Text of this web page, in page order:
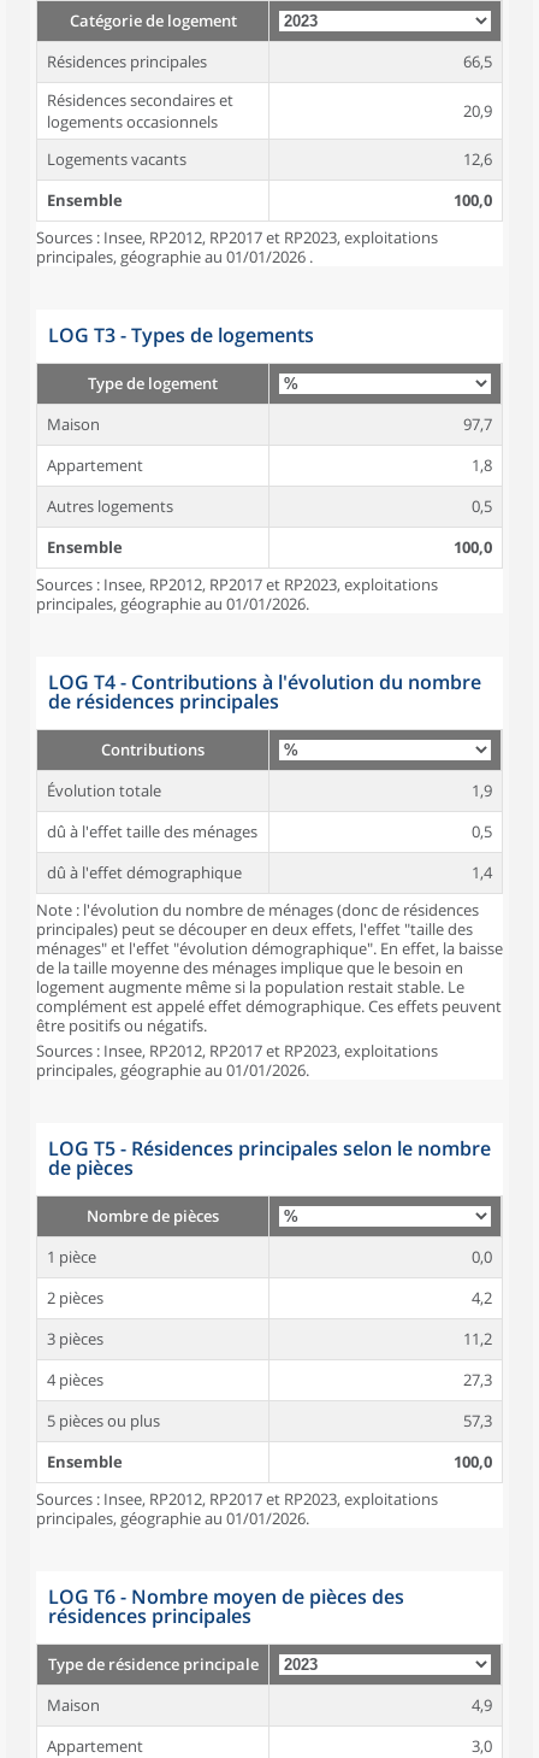
Catégorie de logement
Résidences principales
66,5
Résidences secondaires et
logements occasionnels
20,9
Logements vacants
12,6
Ensemble
100,0
Sources : Insee, RP2012, RP2017 et RP2023, exploitations
principales, géographie au 01/01/2026 .
LOG T3 - Types de logements
Type de logement
Maison
97,7
Appartement
1,8
Autres logements
0,5
Ensemble
100,0
Sources : Insee, RP2012, RP2017 et RP2023, exploitations
principales, géographie au 01/01/2026.
LOG T4 - Contributions à l'évolution du nombre
de résidences principales
Contributions
Évolution totale
1,9
dû à l'effet taille des ménages
0,5
dû à l'effet démographique
1,4
Note : l'évolution du nombre de ménages (donc de résidences
principales) peut se découper en deux effets, l'effet "taille des
ménages" et l'effet "évolution démographique". En effet, la baisse
de la taille moyenne des ménages implique que le besoin en
logement augmente même si la population restait stable. Le
complément est appelé effet démographique. Ces effets peuvent
être positifs ou négatifs.
Sources : Insee, RP2012, RP2017 et RP2023, exploitations
principales, géographie au 01/01/2026.
LOG T5 - Résidences principales selon le nombre
de pièces
Nombre de pièces
1 pièce
0,0
2 pièces
4,2
3 pièces
11,2
4 pièces
27,3
5 pièces ou plus
57,3
Ensemble
100,0
Sources : Insee, RP2012, RP2017 et RP2023, exploitations
principales, géographie au 01/01/2026.
LOG T6 - Nombre moyen de pièces des
résidences principales
Type de résidence principale
Maison
4,9
Appartement
3,0